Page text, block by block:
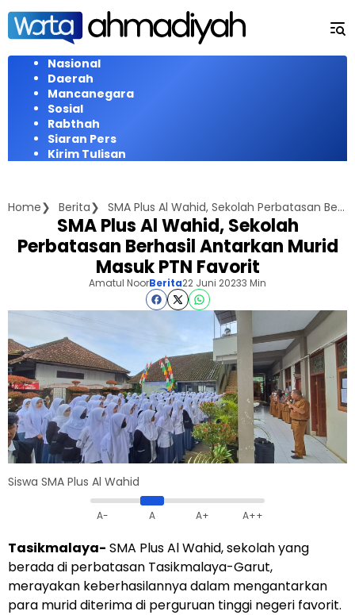
Langsung
konten
Nasional
Daerah
Mancanegara
Sosial
Rabthah
Siaran Pers
Kirim Tulisan
Home Berita SMA Plus Al Wahid, Sekolah Perbatasan Berhasil Antarkan Murid Masuk PTN Favorit
SMA Plus Al Wahid, Sekolah
Perbatasan Berhasil Antarkan Murid
Masuk PTN Favorit
Amatul NoorBerita22 Juni 20233 Min
Siswa SMA Plus Al Wahid
A- A A+ A++
Tasikmalaya- SMA Plus Al Wahid, sekolah yang
berada di perbatasan Tasikmalaya-Garut,
merayakan keberhasilannya dalam mengantarkan
para murid diterima di perguruan tinggi negeri favorit.